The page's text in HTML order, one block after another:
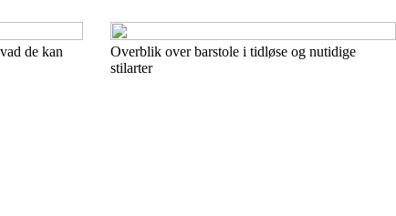
de kan
Overblik over barstole i tidløse og nutidige
stilarter